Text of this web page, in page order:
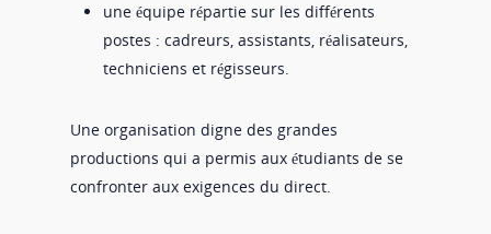
une équipe répartie sur les différents
postes : cadreurs, assistants, réalisateurs,
techniciens et régisseurs.
Une organisation digne des grandes
productions qui a permis aux étudiants de se
confronter aux exigences du direct.